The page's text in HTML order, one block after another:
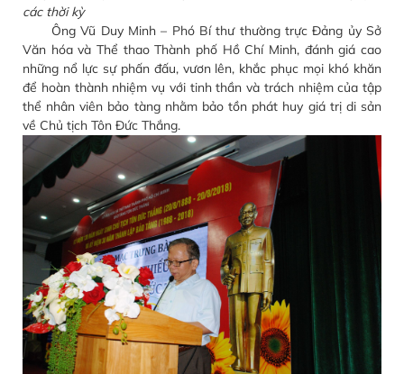
các thời kỳ
Ông Vũ Duy Minh – Phó Bí thư thường trực Đảng ủy Sở
Văn hóa và Thể thao Thành phố Hồ Chí Minh, đánh giá cao
những nổ lực sự phấn đấu, vươn lên, khắc phục mọi khó khăn
để hoàn thành nhiệm vụ với tinh thần và trách nhiệm của tập
thể nhân viên bảo tàng nhằm bảo tồn phát huy giá trị di sản
về Chủ tịch Tôn Đức Thắng.